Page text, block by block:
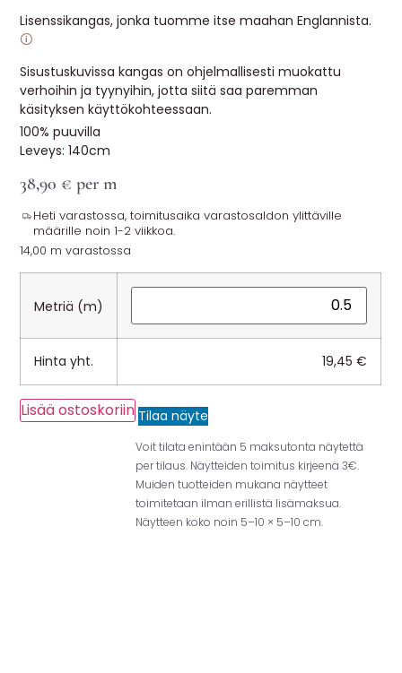
Lisenssikangas, jonka tuomme itse maahan Englannista.
🛈
Sisustuskuvissa kangas on ohjelmallisesti muokattu
verhoihin ja tyynyihin, jotta siitä saa paremman
käsityksen käyttökohteessaan.
100% puuvilla
Leveys: 140cm
38,90 € per m
Heti varastossa, toimitusaika varastosaldon ylittäville
määrille noin 1-2 viikkoa.
14,00 m varastossa
Metriä (m)
Hinta yht. 19,45€
Lisää ostoskoriin Tilaa näyte
Voit tilata enintään 5 maksutonta näytettä
per tilaus. Näytteiden toimitus kirjeenä 3€.
Muiden tuotteiden mukana näytteet
toimitetaan ilman erillistä lisämaksua.
Näytteen koko noin 5–10 × 5–10 cm.